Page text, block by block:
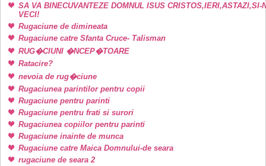
SA VA BINECUVANTEZE DOMNUL ISUS CRISTOS,IERI,ASTAZI,SI-
VECI!
Rugaciune de dimineata
Rugaciune catre Sfanta Cruce- Talisman
RUG�CIUNI �NCEP�TOARE
Ratacire?
nevoia de rug�ciune
Rugaciunea parintilor pentru copii
Rugaciune pentru parinti
Rugaciune pentru frati si surori
Rugaciunea copiilor pentru parinti
Rugaciune inainte de munca
Rugaciune catre Maica Domnului-de seara
rugaciune de seara 2